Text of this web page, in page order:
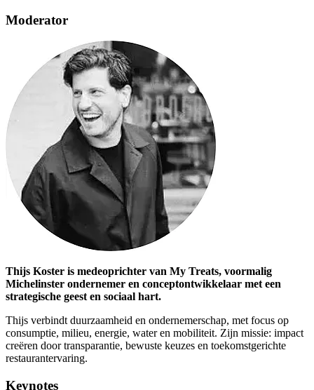
Moderator
Thijs Koster is medeoprichter van My Treats, voormalig
Michelinster ondernemer en conceptontwikkelaar met een
strategische geest en sociaal hart.
Thijs verbindt duurzaamheid en ondernemerschap, met focus op
consumptie, milieu, energie, water en mobiliteit. Zijn missie: impact
creëren door transparantie, bewuste keuzes en toekomstgerichte
restaurantervaring.
Keynotes